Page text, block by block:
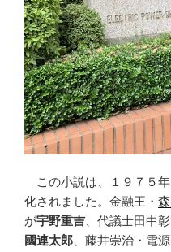
この小説は、１９７５
化されました。金融王・
が宇野重吉 、代議士田中
國連太郎 、藤井崇治・電